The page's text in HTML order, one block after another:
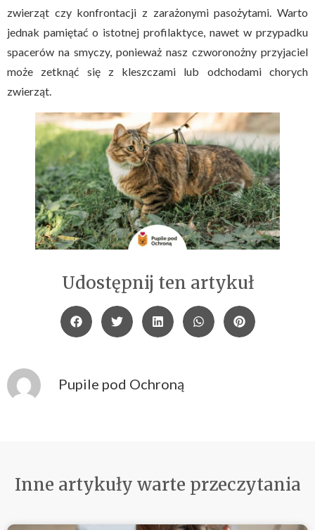
zwierząt czy konfrontacji z zarażonymi pasożytami. Warto
jednak pamiętać o istotnej profilaktyce, nawet w przypadku
spacerów na smyczy, ponieważ nasz czworonożny przyjaciel
może zetknąć się z kleszczami lub odchodami chorych
zwierząt.
Udostępnij ten artykuł
Pupile pod Ochroną
Inne artykuły warte przeczytania